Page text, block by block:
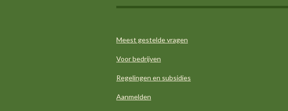
Meest gestelde vragen
Voor bedrijven
Regelingen en subsidies
Aanmelden